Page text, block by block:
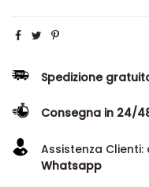
Spedizione
Consegna in 24/
Assistenza
Whatsapp